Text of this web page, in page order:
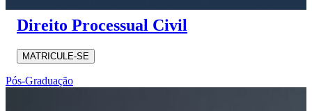
Direito Processual Civil
MATRICULE-SE
Pós-Graduação